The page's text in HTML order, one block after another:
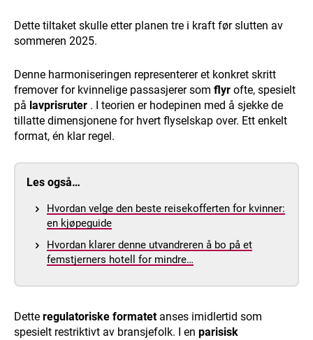
Dette tiltaket skulle etter planen tre i kraft før slutten av
sommeren 2025.
Denne harmoniseringen representerer et konkret skritt
fremover for kvinnelige passasjerer som flyr ofte, spesielt
på lavprisruter . I teorien er hodepinen med å sjekke de
tillatte dimensjonene for hvert flyselskap over. Ett enkelt
format, én klar regel.
Les også…
Hvordan velge den beste reisekofferten for kvinner:
en kjøpeguide
Hvordan klarer denne utvandreren å bo på et
femstjerners hotell for mindre…
Dette regulatoriske formatetanses imidlertid som
spesielt restriktivt av bransjefolk. I en parisisk